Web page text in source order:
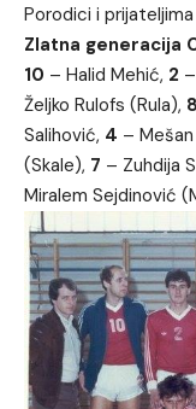
Porodici i
Zlatna generacija
10 – Halid Mehić, 2
Željko Rulofs (Rula), 8
Salihović, 4 –
(Skale), 7 – Zuhdija
Miralem Sejdinović